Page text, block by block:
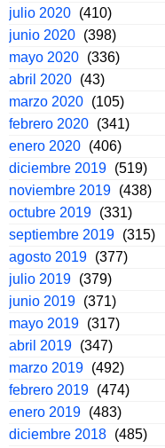
julio 2020 (410)
junio 2020 (398)
mayo 2020 (336)
abril 2020 (43)
marzo 2020 (105)
febrero 2020 (341)
enero 2020 (406)
diciembre 2019 (519)
noviembre 2019 (438)
octubre 2019 (331)
septiembre 2019 (315)
agosto 2019 (377)
julio 2019 (379)
junio 2019 (371)
mayo 2019 (317)
abril 2019 (347)
marzo 2019 (492)
febrero 2019 (474)
enero 2019 (483)
diciembre 2018 (485)